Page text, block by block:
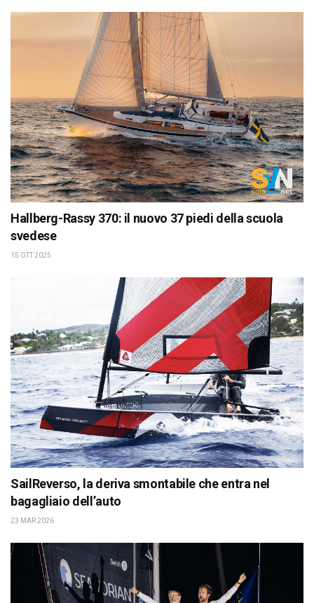
Hallberg-Rassy 370: il nuovo 37 piedi della scuola
svedese
15 OTT 2025
SailReverso, la deriva smontabile che entra nel
bagagliaio dell’auto
23 MAR 2026